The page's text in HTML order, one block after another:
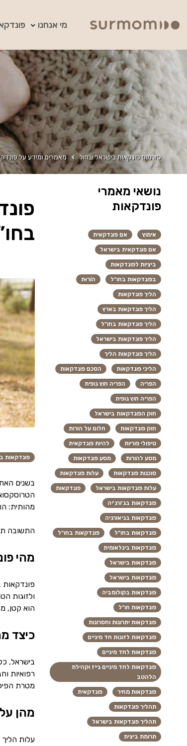
מי אנחנו
סורמום פונקאות בישראל ובחול מאמרים ומידע על
פונדקאות
בשנים
מהותית:
התשובה
מהי
ולזוגות
הוא קטן,
כיצד
בישראל,
רפואיות
מטרת
מהן
עלות הליך
נושאי מאמרי
פונדקאות
אימוץ אם פונדקאית
אם פונדקאית בישראל
ביציות לפונדקאות
בפונדקאות בחו"ל הוֹרוּת
הליך פונדקאות
הליך פונדקאות בארץ
הליך פונדקאות בחו"ל
הליך פונדקאות בישראל
הליך פונדקאות הליך
הליכי פונדקאות הסכם פונדקאות
הפריה הפריה חוץ גופית
הפריה חוץ גופית
חוק הפונדקאות בישראל
חוק פונדקאות חלום על הורות
טיפולי פוריות להיות פונדקאית
מסע להורות מסע פונדקאות
סוכנות פונדקאות עלות פונדקאות
עלות פונדקאות בישראל פונדקאות
פונדקאות בג'ורג'יה
פונדקאות בגיאורגיה
פונדקאות בחו"ל פונדקאות בחו"ל
פונדקאות בינלאומית
פונדקאות בישראל
פונדקאות בישראל
פונדקאות בקולומביה
פונדקאות חו"ל
פונדקאות יתרונות וחסרונות
פונדקאות לזוגות חד מיניים
פונדקאות לחד מיניים
פונדקאות לחד מיניים גייז וקהילת
הלהטב
פונדקאות מחיר פונדקאית
תהליך פונדקאות
תהליך פונדקאות בישראל
תרומת ביצית